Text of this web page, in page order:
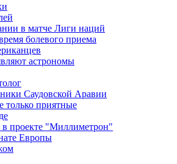
в матче Лиги наций
болевого приема
астрономы
Саудовской Аравии
только приятные
проекте "Миллиметрон"
Европы